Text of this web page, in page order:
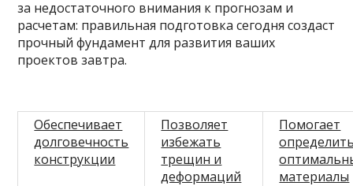
за недостаточного внимания к прогнозам и
расчетам: правильная подготовка сегодня создаст
прочный фундамент для развития ваших
проектов завтра.
Обеспечивает
долговечность
конструкции
Позволяет
избежать
трещин и
деформаций
Помогает
материалы